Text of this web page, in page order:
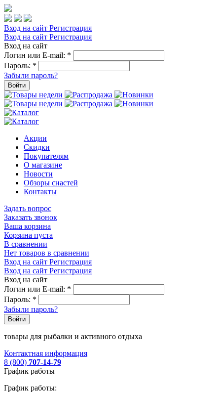
Вход на сайт Регистрация
Вход на сайт Регистрация
Вход на сайт
Логин или E-mail: *
Пароль: *
Забыли пароль?
Войти
Акции
Скидки
Покупателям
О магазине
Новости
Обзоры снастей
Контакты
Задать вопрос
Заказать звонок
Ваша корзина
Корзина пуста
В сравнении
Нет товаров в сравнении
Вход на сайт Регистрация
Вход на сайт Регистрация
Вход на сайт
Логин или E-mail: *
Пароль: *
Забыли пароль?
Войти
товары для рыбалки и активного отдыха
Контактная информация
8 (800) 707-14-79
График работы
График работы: